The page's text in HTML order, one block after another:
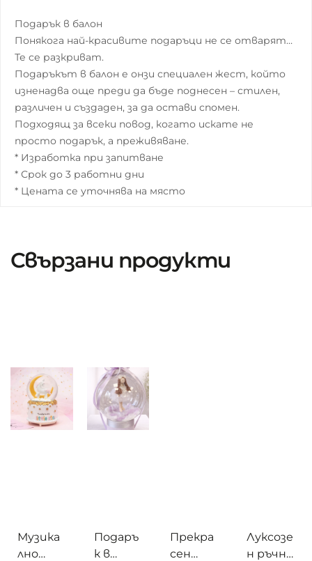
Подарък в балон
Понякога най-красивите подаръци не се отварят…
Те се разкриват.
Подаръкът в балон е онзи специален жест, който
изненадва още преди да бъде поднесен – стилен,
различен и създаден, за да остави спомен.
Подходящ за всеки повод, когато искате не
просто подарък, а преживяване.
* Изработка при запитване
* Срок до 3 работни дни
* Цената се уточнява на място
Свързани продукти
Музика
лно
Подаръ
к в
Прекра
сен
Луксозе
н ръчно